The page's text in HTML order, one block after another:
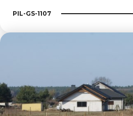
PIL-GS-1107